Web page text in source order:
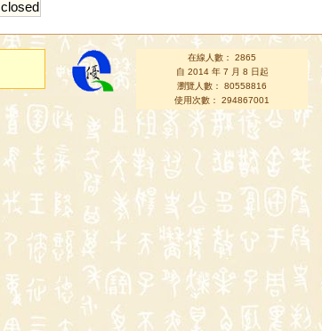
closed
在線人數： 2865
自 2014 年 7 月 8 日起
瀏覽人數： 80558816
使用次數： 294867001